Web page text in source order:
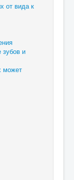
от вида к
зубов и
может